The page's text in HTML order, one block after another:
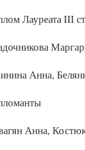
Лауреата III
Анна,
Анна,